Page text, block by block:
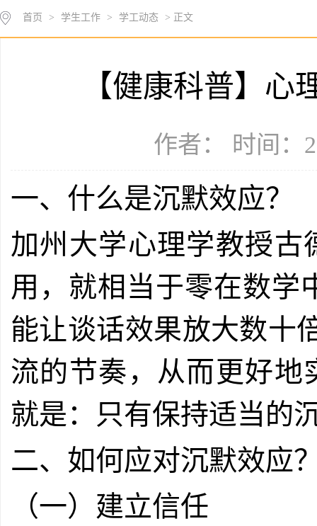
首页 > 学生工作 > 学工动态 > 正文
【健康科普】心
作者： 时间：
一、什么是沉默效应？
加州大学心理学教授古
用，就相当于零在数学
能让谈话效果放大数十
流的节奏，从而更好地
就是：只有保持适当的
二、如何应对沉默效应
（一）建立信任